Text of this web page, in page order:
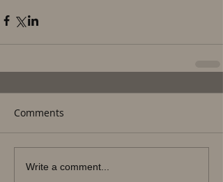
Comments
Write a comment...